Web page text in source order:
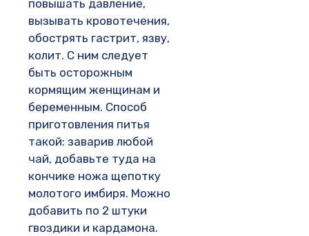
повышать давление,
вызывать кровотечения,
обострять гастрит, язву,
колит. С ним следует
быть осторожным
кормящим женщинам и
беременным. Способ
приготовления питья
такой: заварив любой
чай, добавьте туда на
кончике ножа щепотку
молотого имбиря. Можно
добавить по 2 штуки
гвоздики и кардамона.